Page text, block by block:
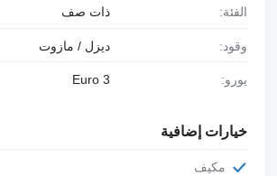
الفئة: ذات صف
وقود: ديزل / مازوت
يورو: Euro 3
خيارات إضافية
مكيف